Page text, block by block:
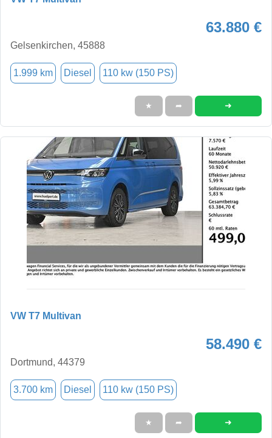
63.880 €
Gelsenkirchen, 45888
1.999 km Diesel 110 kw (150 PS)
★ ➦ ➜
VW T7 Multivan
58.490 €
Dortmund, 44379
3.700 km Diesel 110 kw (150 PS)
★ ➦ ➜